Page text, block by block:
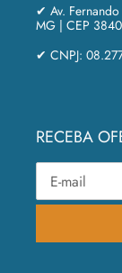
✔ Av.
MG | CEP
✔ CNPJ:
RECEBA